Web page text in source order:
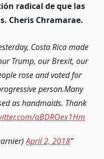
radical de que las
Cheris Chramarae.
Costa Rica made
Trump, our Brexit, our
rose and voted for
person.Many
as handmaids. Thank
aBDROex1Hm
April 2, 2018